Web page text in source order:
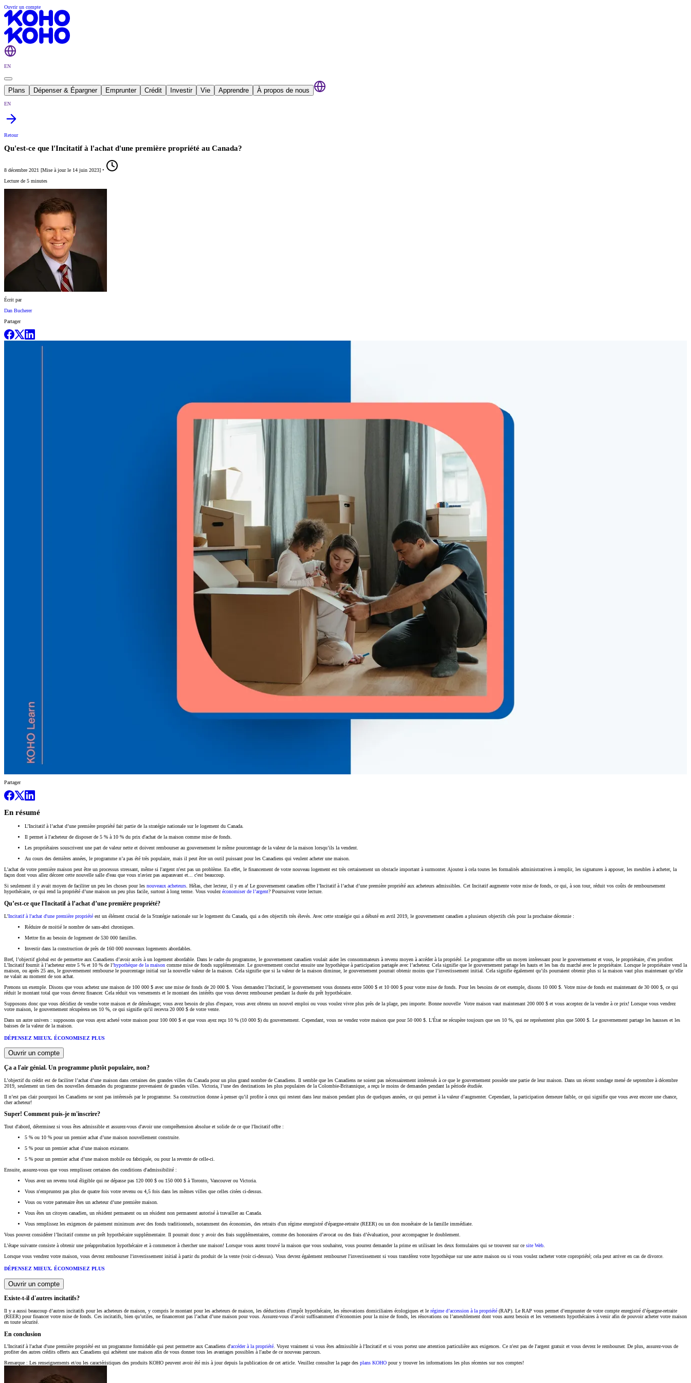
Ouvrir un compte
EN
Plans Dépenser & Épargner Emprunter Crédit Investir Vie Apprendre À propos de nous
EN
Retour
Qu'est-ce que l'Incitatif à l'achat d'une première propriété au Canada?
8 décembre 2021 [Mise à jour le 14 juin 2023] •
Lecture de 5 minutes
Écrit par
Dan Bucherer
Partager
Partager
En résumé
L’Incitatif à l’achat d’une première propriété fait partie de la stratégie nationale sur le logement du Canada.
Il permet à l'acheteur de disposer de 5 % à 10 % du prix d'achat de la maison comme mise de fonds.
Les propriétaires souscrivent une part de valeur nette et doivent rembourser au gouvernement le même pourcentage de la valeur de la maison lorsqu’ils la vendent.
Au cours des dernières années, le programme n’a pas été très populaire, mais il peut être un outil puissant pour les Canadiens qui veulent acheter une maison.
L'achat de votre première maison peut être un processus stressant, même si l'argent n'est pas un problème. En effet, le financement de votre nouveau logement est très certainement un obstacle important à surmonter. Ajoutez à cela toutes les formalités administratives à remplir, les signatures à apposer, les meubles à acheter, la
façon dont vous allez décorer cette nouvelle salle d'eau que vous n'aviez pas auparavant et... c'est beaucoup.
Si seulement il y avait moyen de faciliter un peu les choses pour les nouveaux acheteurs. Hélas, cher lecteur, il y en a! Le gouvernement canadien offre l’Incitatif à l’achat d’une première propriété aux acheteurs admissibles. Cet Incitatif augmente votre mise de fonds, ce qui, à son tour, réduit vos coûts de remboursement
hypothécaire, ce qui rend la propriété d’une maison un peu plus facile, surtout à long terme. Vous voulez économiser de l’argent? Poursuivez votre lecture.
Qu’est-ce que l'Incitatif à l’achat d’une première propriété?
L'Incitatif à l'achat d'une première propriété est un élément crucial de la Stratégie nationale sur le logement du Canada, qui a des objectifs très élevés. Avec cette stratégie qui a débuté en avril 2019, le gouvernement canadien a plusieurs objectifs clés pour la prochaine décennie :
Réduire de moitié le nombre de sans-abri chroniques.
Mettre fin au besoin de logement de 530 000 familles.
Investir dans la construction de près de 160 000 nouveaux logements abordables.
Bref, l’objectif global est de permettre aux Canadiens d’avoir accès à un logement abordable. Dans le cadre du programme, le gouvernement canadien voulait aider les consommateurs à revenu moyen à accéder à la propriété. Le programme offre un moyen intéressant pour le gouvernement et vous, le propriétaire, d’en profiter.
L’Incitatif fournit à l’acheteur entre 5 % et 10 % de l’hypothèque de la maison comme mise de fonds supplémentaire. Le gouvernement conclut ensuite une hypothèque à participation partagée avec l’acheteur. Cela signifie que le gouvernement partage les hauts et les bas du marché avec le propriétaire. Lorsque le propriétaire vend la
maison, ou après 25 ans, le gouvernement rembourse le pourcentage initial sur la nouvelle valeur de la maison. Cela signifie que si la valeur de la maison diminue, le gouvernement pourrait obtenir moins que l’investissement initial. Cela signifie également qu’ils pourraient obtenir plus si la maison vaut plus maintenant qu’elle
ne valait au moment de son achat.
Prenons un exemple. Disons que vous achetez une maison de 100 000 $ avec une mise de fonds de 20 000 $. Vous demandez l’Incitatif, le gouvernement vous donnera entre 5000 $ et 10 000 $ pour votre mise de fonds. Pour les besoins de cet exemple, disons 10 000 $. Votre mise de fonds est maintenant de 30 000 $, ce qui
réduit le montant total que vous devrez financer. Cela réduit vos versements et le montant des intérêts que vous devrez rembourser pendant la durée du prêt hypothécaire.
Supposons donc que vous décidiez de vendre votre maison et de déménager; vous avez besoin de plus d'espace, vous avez obtenu un nouvel emploi ou vous voulez vivre plus près de la plage, peu importe. Bonne nouvelle Votre maison vaut maintenant 200 000 $ et vous acceptez de la vendre à ce prix! Lorsque vous vendrez
votre maison, le gouvernement récupérera ses 10 %, ce qui signifie qu'il recevra 20 000 $ de votre vente.
Dans un autre univers : supposons que vous ayez acheté votre maison pour 100 000 $ et que vous ayez reçu 10 % (10 000 $) du gouvernement. Cependant, vous ne vendez votre maison que pour 50 000 $. L'État ne récupère toujours que ses 10 %, qui ne représentent plus que 5000 $. Le gouvernement partage les hausses et les
baisses de la valeur de la maison.
DÉPENSEZ MIEUX. ÉCONOMISEZ PLUS
Ouvrir un compte
Ça a l'air génial. Un programme plutôt populaire, non?
L’objectif du crédit est de faciliter l’achat d’une maison dans certaines des grandes villes du Canada pour un plus grand nombre de Canadiens. Il semble que les Canadiens ne soient pas nécessairement intéressés à ce que le gouvernement possède une partie de leur maison. Dans un récent sondage mené de septembre à décembre
2019, seulement un tiers des nouvelles demandes du programme provenaient de grandes villes. Victoria, l’une des destinations les plus populaires de la Colombie-Britannique, a reçu le moins de demandes pendant la période étudiée.
Il n’est pas clair pourquoi les Canadiens ne sont pas intéressés par le programme. Sa construction donne à penser qu’il profite à ceux qui restent dans leur maison pendant plus de quelques années, ce qui permet à la valeur d’augmenter. Cependant, la participation demeure faible, ce qui signifie que vous avez encore une chance,
cher acheteur!
Super! Comment puis-je m'inscrire?
Tout d'abord, déterminez si vous êtes admissible et assurez-vous d'avoir une compréhension absolue et solide de ce que l'Incitatif offre :
5 % ou 10 % pour un premier achat d’une maison nouvellement construite.
5 % pour un premier achat d’une maison existante.
5 % pour un premier achat d’une maison mobile ou fabriquée, ou pour la revente de celle-ci.
Ensuite, assurez-vous que vous remplissez certaines des conditions d'admissibilité :
Vous avez un revenu total éligible qui ne dépasse pas 120 000 $ ou 150 000 $ à Toronto, Vancouver ou Victoria.
Vous n'empruntez pas plus de quatre fois votre revenu ou 4,5 fois dans les mêmes villes que celles citées ci-dessus.
Vous ou votre partenaire êtes un acheteur d’une première maison.
Vous êtes un citoyen canadien, un résident permanent ou un résident non permanent autorisé à travailler au Canada.
Vous remplissez les exigences de paiement minimum avec des fonds traditionnels, notamment des économies, des retraits d'un régime enregistré d'épargne-retraite (REER) ou un don monétaire de la famille immédiate.
Vous pouvez considérer l’Incitatif comme un prêt hypothécaire supplémentaire. Il pourrait donc y avoir des frais supplémentaires, comme des honoraires d’avocat ou des frais d’évaluation, pour accompagner le doublement.
L'étape suivante consiste à obtenir une préapprobation hypothécaire et à commencer à chercher une maison! Lorsque vous aurez trouvé la maison que vous souhaitez, vous pourrez demander la prime en utilisant les deux formulaires qui se trouvent sur ce site Web
Lorsque vous vendrez votre maison, vous devrez rembourser l'investissement initial à partir du produit de la vente (voir ci-dessus). Vous devrez également rembourser l'investissement si vous transférez votre hypothèque sur une autre maison ou si vous voulez racheter votre copropriété; cela peut arriver en cas de divorce.
DÉPENSEZ MIEUX. ÉCONOMISEZ PLUS
Ouvrir un compte
Existe-t-il d'autres incitatifs?
Il y a aussi beaucoup d’autres incitatifs pour les acheteurs de maison, y compris le montant pour les acheteurs de maison, les déductions d’impôt hypothécaire, les rénovations domiciliaires écologiques et le régime d’accession à la propriété (RAP). Le RAP vous permet d’emprunter de votre compte enregistré d’épargne-retraite
(REER) pour financer votre mise de fonds. Ces incitatifs, bien qu’utiles, ne financeront pas l’achat d’une maison pour vous. Assurez-vous d’avoir suffisamment d’économies pour la mise de fonds, les rénovations ou l’ameublement dont vous aurez besoin et les versements hypothécaires à venir afin de pouvoir acheter votre maison
en toute sécurité.
En conclusion
L'Incitatif à l'achat d'une première propriété est un programme formidable qui peut permettre aux Canadiens d'accéder à la propriété. Voyez vraiment si vous êtes admissible à l'Incitatif et si vous portez une attention particulière aux exigences. Ce n'est pas de l'argent gratuit et vous devrez le rembourser. De plus, assurez-vous de
profiter des autres crédits offerts aux Canadiens qui achètent une maison afin de vous donner tous les avantages possibles à l'aube de ce nouveau parcours.
Remarque : Les renseignements et/ou les caractéristiques des produits KOHO peuvent avoir été mis à jour depuis la publication de cet article. Veuillez consulter la page des plans KOHO pour y trouver les informations les plus récentes sur nos comptes!